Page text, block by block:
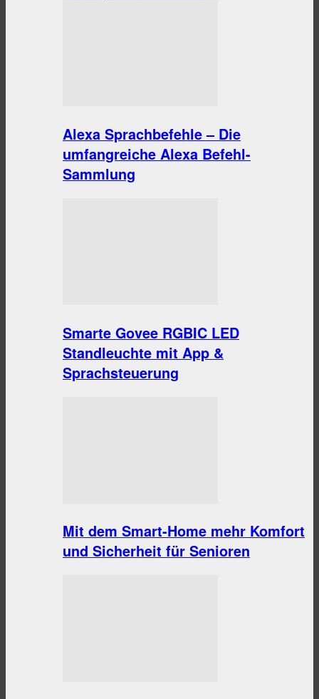
Alexa Sprachbefehle – Die
umfangreiche Alexa Befehl-
Sammlung
Smarte Govee RGBIC LED
Standleuchte mit App &
Sprachsteuerung
Mit dem Smart-Home mehr Komfort
und Sicherheit für Senioren